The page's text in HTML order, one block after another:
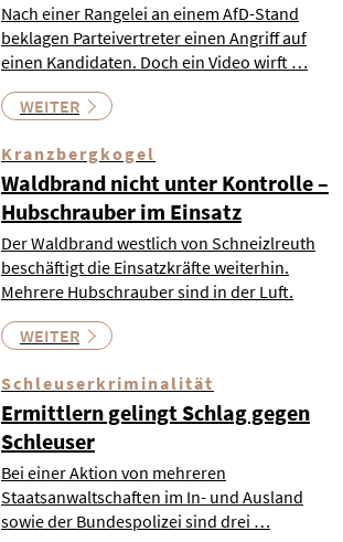
Nach einer Rangelei an einem AfD-Stand
beklagen Parteivertreter einen Angriff auf
einen Kandidaten. Doch ein Video wirft …
WEITER
Kranzbergkogel
Waldbrand nicht unter Kontrolle –
Hubschrauber im Einsatz
Der Waldbrand westlich von Schneizlreuth
beschäftigt die Einsatzkräfte weiterhin.
Mehrere Hubschrauber sind in der Luft.
WEITER
Schleuserkriminalität
Ermittlern gelingt Schlag gegen
Schleuser
Bei einer Aktion von mehreren
Staatsanwaltschaften im In- und Ausland
sowie der Bundespolizei sind drei …